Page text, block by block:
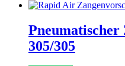
Pneumatischer
305/305